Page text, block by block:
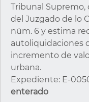
Tribunal Supremo,
del Juzgado de lo
núm. 6 y estima
autoliquidaciones
incremento de
urbana.
Expediente: E-
enterado